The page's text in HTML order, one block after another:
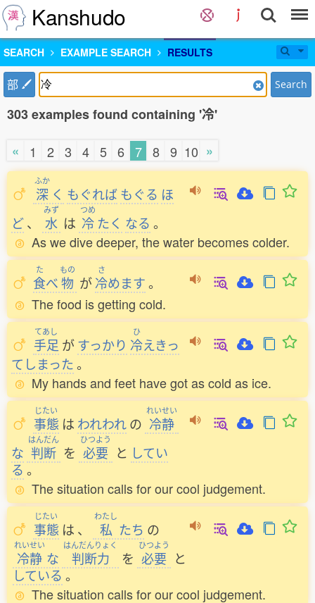
Kanshudo
SEARCH EXAMPLE SEARCH RESULTS
部 Search
303 examples found containing '冷'
« 1 2 3 4 5 6 7 8 9 10 »
ふか
深 く もぐればもぐる ほ
ど、
みず
水 は
つめ
冷たく なる 。
As we dive deeper, the water becomes colder.
た
食べ
もの
物 が
さ
冷めます。
The food is getting cold.
てあし
手足 がすっかり
ひ
冷えきっ
てしまった。
My hands and feet have got as cold as ice.
じたい
事態 は われわれの
れいせい
冷静
な
はんだん
判断 を
ひつよう
必要 と してい
る 。
The situation calls for our cool judgement.
じたい
事態 は 、
わたし
私 たち の
れいせい
冷静 な
はんだんりょく
判断力 を
ひつよう
必要 と
している 。
The situation calls for our cool judgement.